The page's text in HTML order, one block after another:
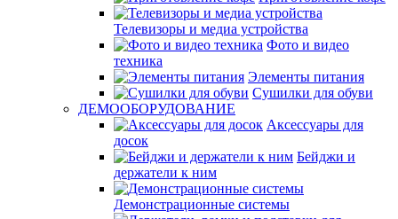
Телевизоры и медиа устройства
Фото и видео
техника
Элементы питания
Сушилки для обуви
ДЕМООБОРУДОВАНИЕ
Аксессуары для
досок
Бейджи и
держатели к ним
Демонстрационные системы